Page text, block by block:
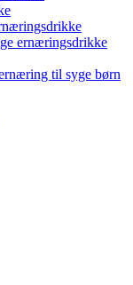
ernæringsdrikke
til syge børn